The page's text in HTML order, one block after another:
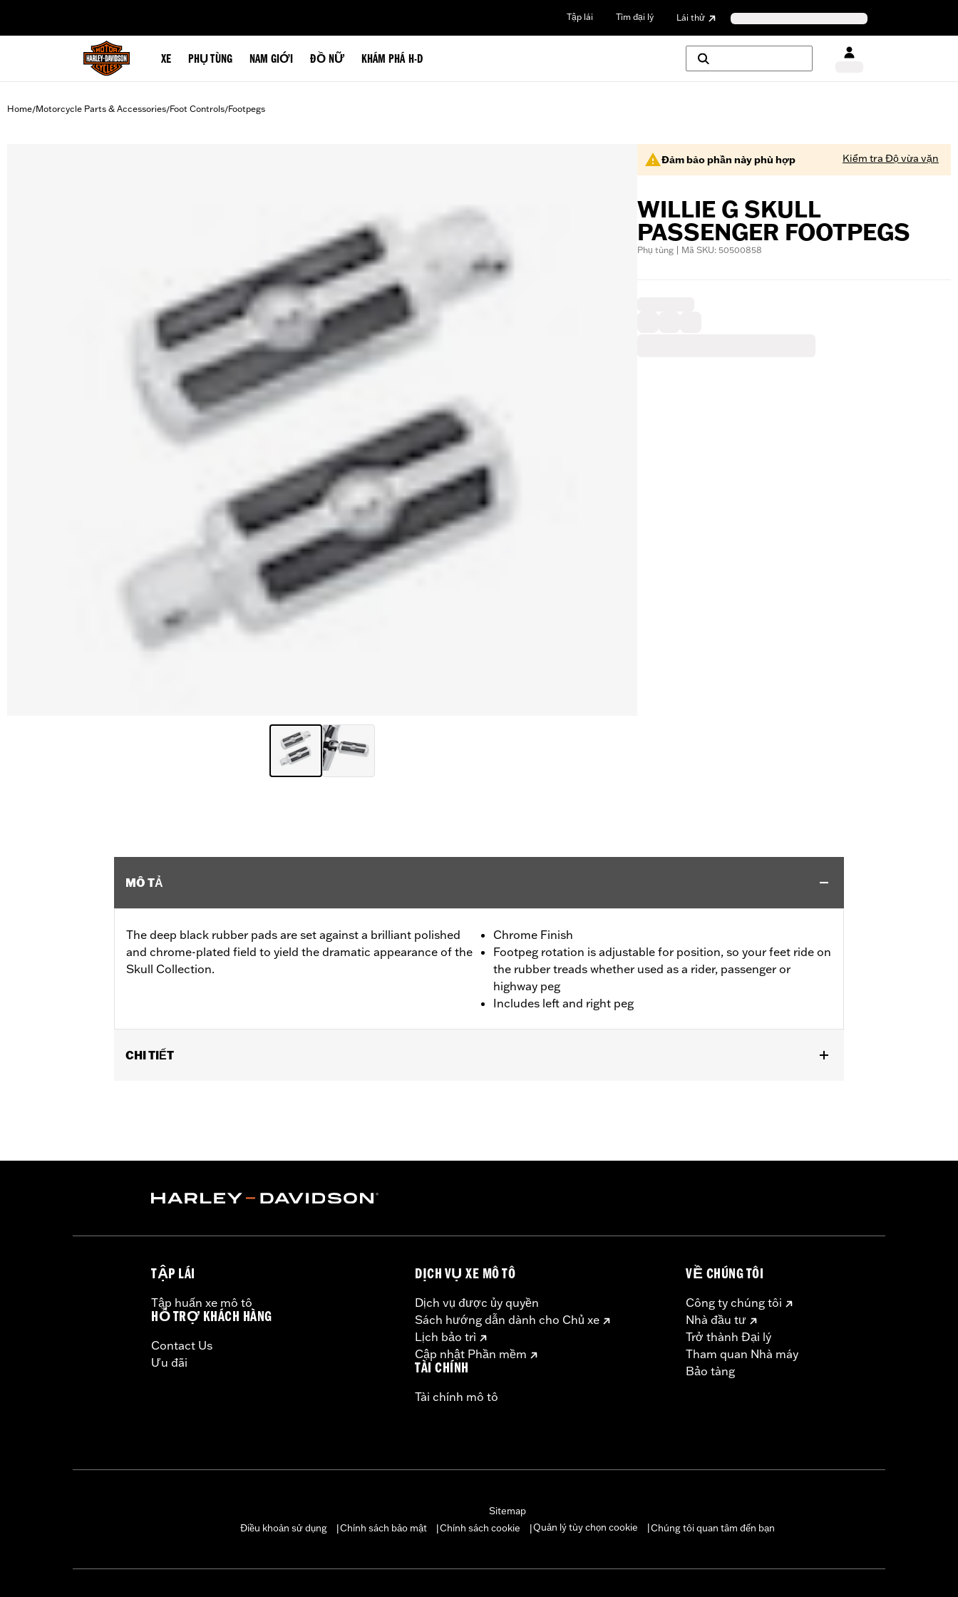
Tập lái Tìm đại lý Lái thử
XE PHỤ TÙNG NAM GIỚI ĐỒ NỮ KHÁM PHÁ H-D
Home/Motorcycle Parts & Accessories/Foot Controls/Footpegs
Đảm bảo phần này phù hợp Kiểm tra Độ vừa vặn
WILLIE G SKULL
PASSENGER FOOTPEGS
Phụ tùng | Mã SKU: 50500858
MÔ TẢ
The deep black rubber pads are set against a brilliant polished
and chrome-plated field to yield the dramatic appearance of the
Skull Collection.
Chrome Finish
Footpeg rotation is adjustable for position, so your feet ride on
the rubber treads whether used as a rider, passenger or
highway peg
Includes left and right peg
CHI TIẾT
In the Box:Left and right footpeg
TẬP LÁI
Tập huấn xe mô tô
HỖ TRỢ KHÁCH HÀNG
Contact Us
Ưu đãi
DỊCH VỤ XE MÔ TÔ
Dịch vụ được ủy quyền
Sách hướng dẫn dành cho Chủ xe
Lịch bảo trì
Cập nhật Phần mềm
TÀI CHÍNH
Tài chính mô tô
VỀ CHÚNG TÔI
Công ty chúng tôi
Nhà đầu tư
Trở thành Đại lý
Tham quan Nhà máy
Bảo tàng
Sitemap
Điều khoản sử dụng
Chính sách bảo mật Chính sách cookie Quản lý tùy chọn cookie Chúng tôi quan tâm đến bạn